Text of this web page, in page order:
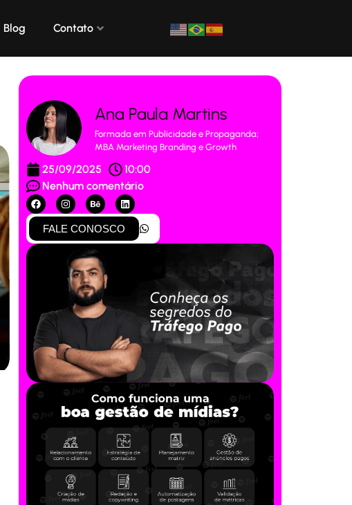
Blog Contato
Ana Paula Martins
Formada em Publicidade e Propaganda;
MBA Marketing Branding e Growth
25/09/2025
10:00
Nenhum comentário
FALE CONOSCO